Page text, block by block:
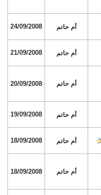
أم حاتم 24/09/2008
أم حاتم 21/09/2008
أم حاتم 20/09/2008
أم حاتم 19/09/2008
أم حاتم 18/09/2008
أم حاتم 18/09/2008